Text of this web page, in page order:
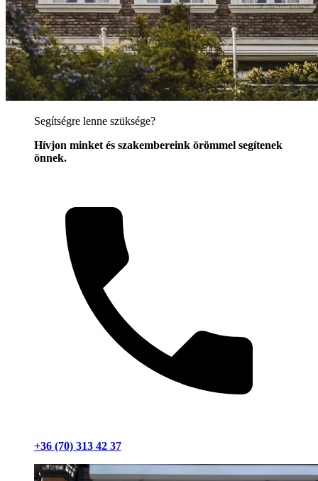
Segítségre lenne szüksége?
Hívjon minket és szakembereink örömmel segítenek
önnek.
+36 (70) 313 42 37